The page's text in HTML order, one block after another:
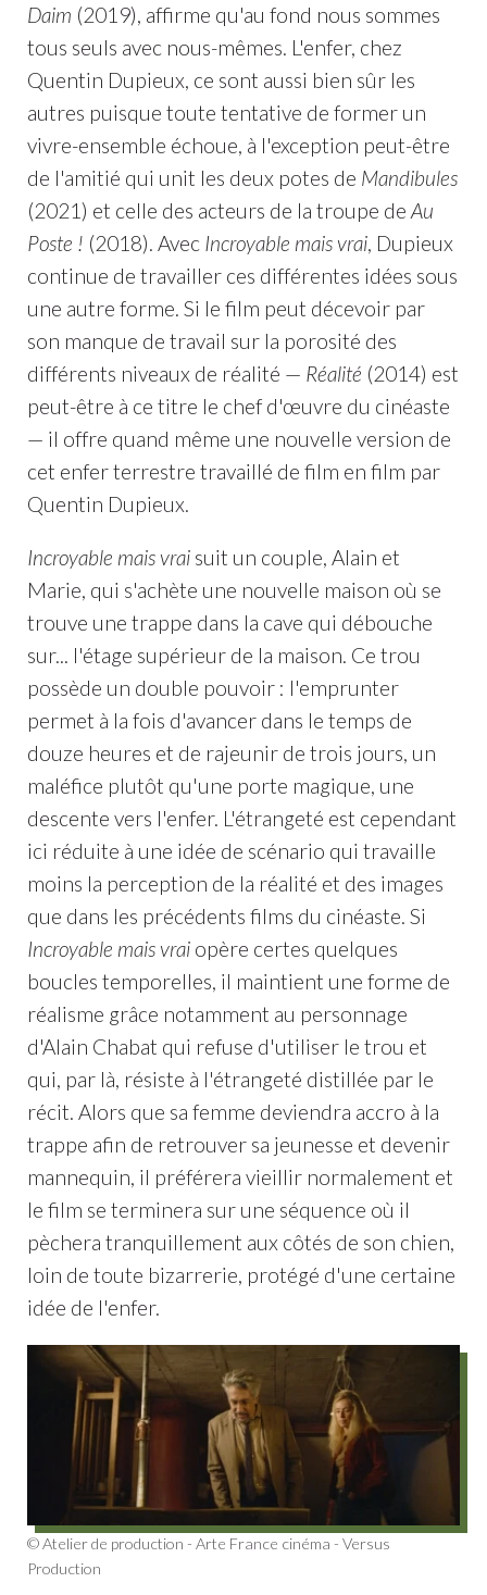
Daim (2019), affirme qu'au fond nous sommes
tous seuls avec nous-mêmes. L'enfer, chez
Quentin Dupieux, ce sont aussi bien sûr les
autres puisque toute tentative de former un
vivre-ensemble échoue, à l'exception peut-être
de l'amitié qui unit les deux potes de Mandibules
(2021) et celle des acteurs de la troupe de Au
Poste ! (2018). Avec Incroyable mais vrai, Dupieux
continue de travailler ces différentes idées sous
une autre forme. Si le film peut décevoir par
son manque de travail sur la porosité des
différents niveaux de réalité — Réalité (2014) est
peut-être à ce titre le chef d'œuvre du cinéaste
— il offre quand même une nouvelle version de
cet enfer terrestre travaillé de film en film par
Quentin Dupieux.
Incroyable mais vraisuit un couple, Alain et
Marie, qui s'achète une nouvelle maison où se
trouve une trappe dans la cave qui débouche
sur... l'étage supérieur de la maison. Ce trou
possède un double pouvoir : l'emprunter
permet à la fois d'avancer dans le temps de
douze heures et de rajeunir de trois jours, un
maléfice plutôt qu'une porte magique, une
descente vers l'enfer. L'étrangeté est cependant
ici réduite à une idée de scénario qui travaille
moins la perception de la réalité et des images
que dans les précédents films du cinéaste. Si
Incroyable mais vraiopère certes quelques
boucles temporelles, il maintient une forme de
réalisme grâce notamment au personnage
d'Alain Chabat qui refuse d'utiliser le trou et
qui, par là, résiste à l'étrangeté distillée par le
récit. Alors que sa femme deviendra accro à la
trappe afin de retrouver sa jeunesse et devenir
mannequin, il préférera vieillir normalement et
le film se terminera sur une séquence où il
pèchera tranquillement aux côtés de son chien,
loin de toute bizarrerie, protégé d'une certaine
idée de l'enfer.
© Atelier de production - Arte France cinéma - Versus
Production